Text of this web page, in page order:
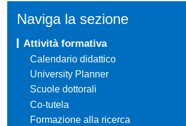
Naviga la sezione
Attività formativa
Calendario didattico
University Planner
Scuole dottorali
Co-tutela
Formazione alla ricerca